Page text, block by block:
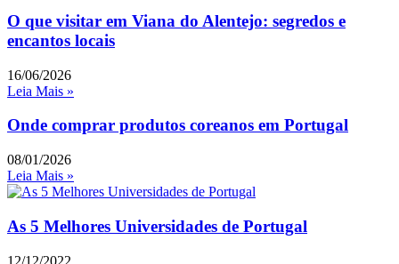
O que visitar em Viana do Alentejo: segredos e
encantos locais
16/06/2026
Leia Mais »
Onde comprar produtos coreanos em Portugal
08/01/2026
Leia Mais »
As 5 Melhores Universidades de Portugal
12/12/2022